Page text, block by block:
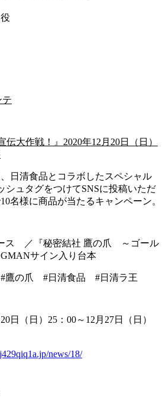
テ
大作戦！』2020年12月20日（日）
日清食品とコラボしたスペシャル
シュタグをつけてSNSに投稿いただ
名様に商品が当たるキャンペーン。
ス ／『秘密結社 鷹の爪 ～ゴール
サイン入り台本
鷹の爪 #日清食品 #日清ラ王
日（日）25：00～12月27日（日）
news/18/